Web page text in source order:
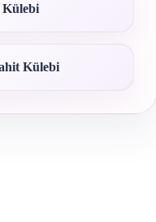
Külebi
Külebi